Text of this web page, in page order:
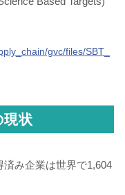
gvc/files/SBT_
現状
み企業は世界で1,604